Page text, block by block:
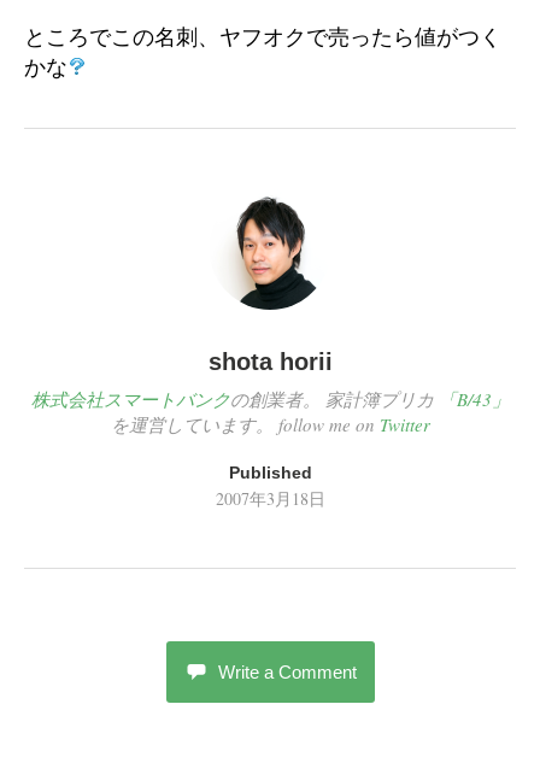
ところでこの名刺、ヤフオクで売ったら値がつく
かな
shota horii
株式会社スマートバンクの創業者。 家計簿プリカ
「B/43」
を運営しています。 follow me on Twitter
Published
2007年3月18日
Write a Comment